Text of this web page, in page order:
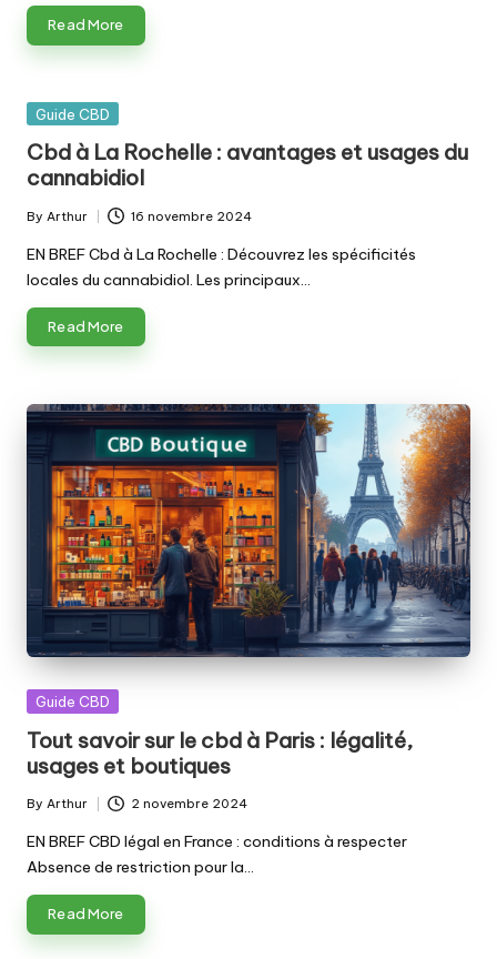
Read More
Posted
Guide CBD
Cbd à La Rochelle : avantages et usages du
cannabidiol
Posted
by
By Arthur 16 novembre 2024
EN BREF Cbd à La Rochelle : Découvrez les spécificités
locales du cannabidiol. Les principaux…
Read More
Posted
Guide CBD
Tout savoir sur le cbd à Paris : légalité,
usages et boutiques
Posted
by
By Arthur 2 novembre 2024
EN BREF CBD légal en France : conditions à respecter
Absence de restriction pour la…
Read More